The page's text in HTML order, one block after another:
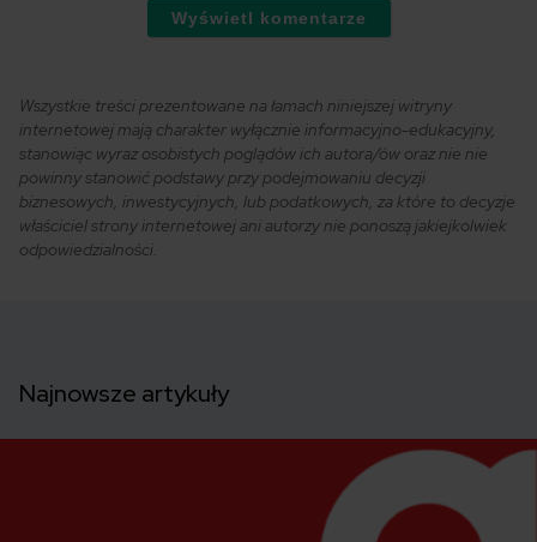
Wyświetl komentarze
Wszystkie treści prezentowane na łamach niniejszej witryny
internetowej mają charakter wyłącznie informacyjno-edukacyjny,
stanowiąc wyraz osobistych poglądów ich autora/ów oraz nie nie
powinny stanowić podstawy przy podejmowaniu decyzji
biznesowych, inwestycyjnych, lub podatkowych, za które to decyzje
właściciel strony internetowej ani autorzy nie ponoszą jakiejkolwiek
odpowiedzialności.
Najnowsze artykuły